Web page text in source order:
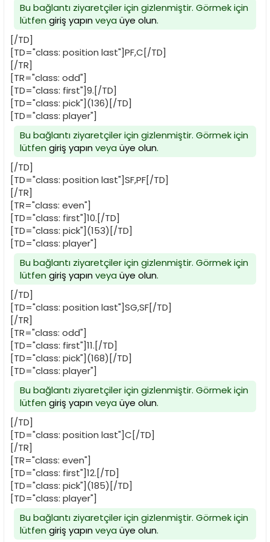
Bu bağlantı ziyaretçiler için gizlenmiştir. Görmek için
lütfen giriş yapınveya üye olun.
[/TD]
[TD="class: position last"]PF,C[/TD]
[/TR]
[TR="class: odd"]
[TD="class: first"]9.[/TD]
[TD="class: pick"](136)[/TD]
[TD="class: player"]
Bu bağlantı ziyaretçiler için gizlenmiştir. Görmek için
lütfen giriş yapınveya üye olun.
[/TD]
[TD="class: position last"]SF,PF[/TD]
[/TR]
[TR="class: even"]
[TD="class: first"]10.[/TD]
[TD="class: pick"](153)[/TD]
[TD="class: player"]
Bu bağlantı ziyaretçiler için gizlenmiştir. Görmek için
lütfen giriş yapınveya üye olun.
[/TD]
[TD="class: position last"]SG,SF[/TD]
[/TR]
[TR="class: odd"]
[TD="class: first"]11.[/TD]
[TD="class: pick"](168)[/TD]
[TD="class: player"]
Bu bağlantı ziyaretçiler için gizlenmiştir. Görmek için
lütfen giriş yapınveya üye olun.
[/TD]
[TD="class: position last"]C[/TD]
[/TR]
[TR="class: even"]
[TD="class: first"]12.[/TD]
[TD="class: pick"](185)[/TD]
[TD="class: player"]
Bu bağlantı ziyaretçiler için gizlenmiştir. Görmek için
lütfen giriş yapınveya üye olun.